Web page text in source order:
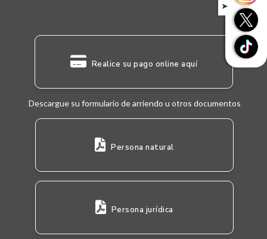
Realice su pago online aquí
Descargue su formulario de arriendo u otros documentos
Persona natural
Persona jurídica
➤